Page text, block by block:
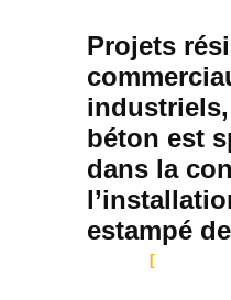
Projets
béton est
dans la
estampé